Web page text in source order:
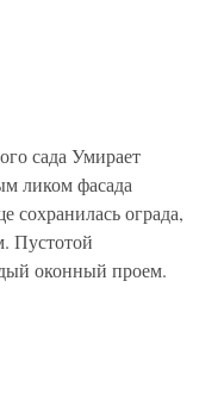
сада Умирает
ликом фасада
ограда,
Пустотой
оконный проем.